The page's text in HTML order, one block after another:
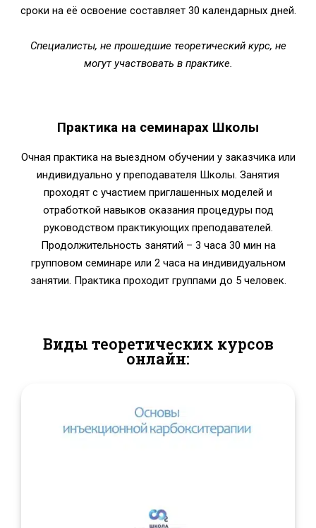
сроки на её освоение составляет 30 календарных дней.
Специалисты, не прошедшие теоретический курс, не
могут участвовать в практике.
Практика на семинарах Школы
Очная практика на выездном обучении у заказчика или
индивидуально у преподавателя Школы. Занятия
проходят с участием приглашенных моделей и
отработкой навыков оказания процедуры под
руководством практикующих преподавателей.
Продолжительность занятий – 3 часа 30 мин на
групповом семинаре или 2 часа на индивидуальном
занятии. Практика проходит группами до 5 человек.
Виды теоретических курсов
онлайн: